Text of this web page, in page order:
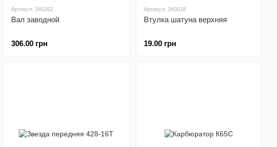
Артикул: 340262
Вал заводной
306.00 грн
Артикул: 340018
Втулка шатуна верхняя
19.00 грн